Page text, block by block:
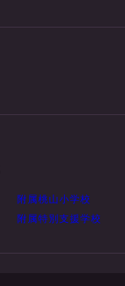
附属桃山小学校
附属特別支援学校